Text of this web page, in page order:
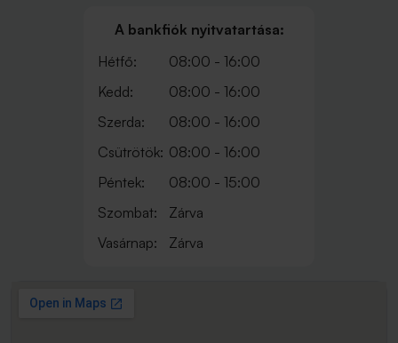
A bankfiók nyitvatartása:
Hétfő:
08:00 - 16:00
Kedd:
08:00 - 16:00
Szerda:
08:00 - 16:00
Csütrötök: 08:00 - 16:00
Péntek:
08:00 - 15:00
Szombat:
Zárva
Vasárnap:
Zárva